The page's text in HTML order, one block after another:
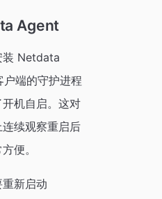
Agent
装 Netdata
端的守护进程
机自启。这对
续观察重启后
便。
新启动